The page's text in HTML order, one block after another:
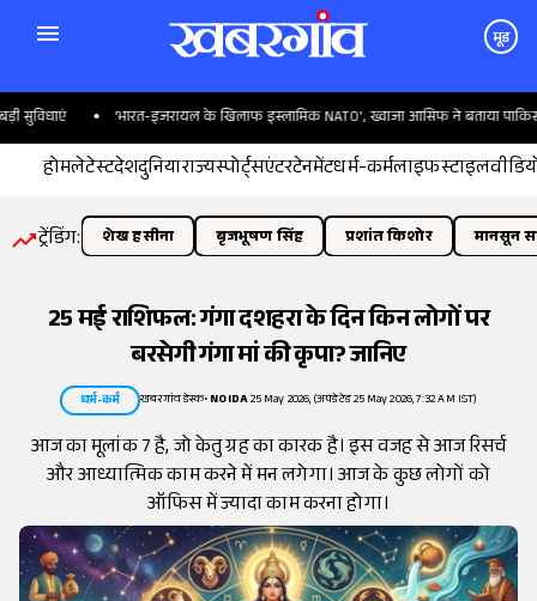
मूड
'भारत-इजरायल के खिलाफ इस्लामिक NATO', ख्वाजा आसिफ ने बताया पाकिस्तान
होमलेटेस्टदेशदुनियाराज्यस्पोर्ट्सएंटरटेनमेंटधर्म-कर्मलाइफस्टाइल
ट्रेंडिंग: शेख हसीना बृजभूषण सिंह प्रशांत किशोर मानसून
25 मई राशिफल: गंगा दशहरा के दिन किन लोगों पर
बरसेगी गंगा मां की कृपा? जानिए
धर्म-कर्म खबरगांव डेस्क•NOIDA25 May 2026, (अपडेटेड 25 May 2026, 7:32 AM IST)
आज का मूलांक 7 है, जो केतु ग्रह का कारक है। इस वजह से आज रिसर्च
और आध्यात्मिक काम करने में मन लगेगा। आज के कुछ लोगों को
ऑफिस में ज्यादा काम करना होगा।